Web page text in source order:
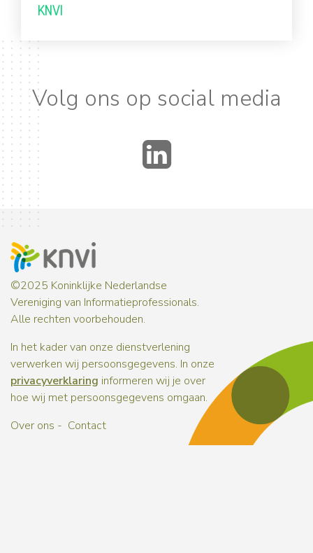
KNVI
Volg ons op social media
©2025 Koninklijke Nederlandse
Vereniging van Informatieprofessionals.
Alle rechten voorbehouden.
In het kader van onze dienstverlening
verwerken wij persoonsgegevens. In onze
privacyverklaring informeren wij je over
hoe wij met persoonsgegevens omgaan.
Over ons
Contact